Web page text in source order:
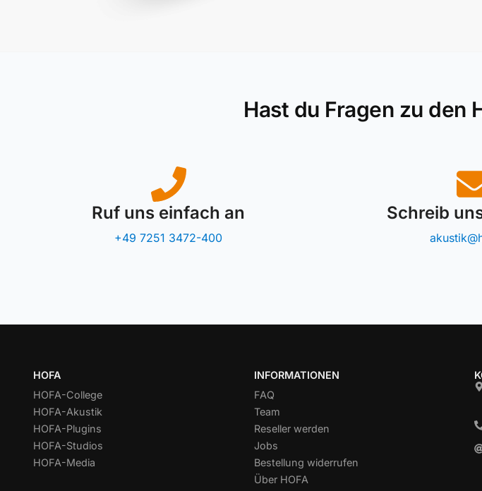
Hast du Fragen zu den
Ruf uns einfach an
+49 7251 3472-400
Schreib
HOFA
HOFA-College
HOFA-Akustik
HOFA-Plugins
HOFA-Studios
HOFA-Media
INFORMATIONEN
FAQ
Team
Reseller werden
Jobs
Bestellung widerrufen
Über HOFA